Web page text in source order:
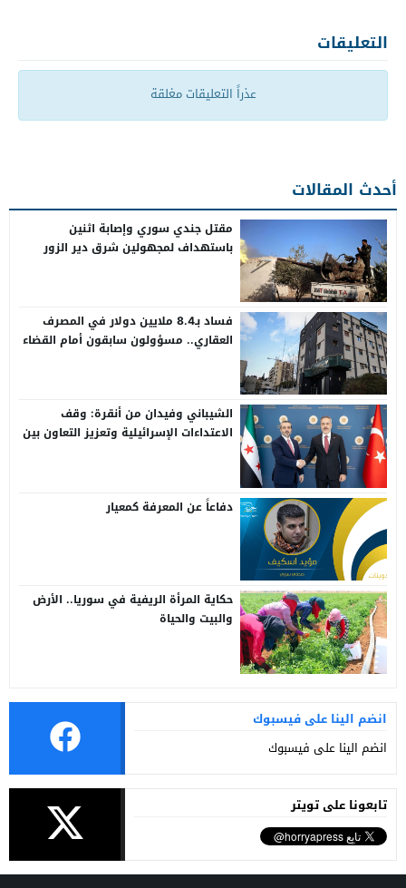
التعليقات
عذراً التعليقات مغلقة
أحدث المقالات
مقتل جندي سوري وإصابة اثنين
باستهداف لمجهولين شرق دير الزور
فساد بـ8.4 ملايين دولار في المصرف
العقاري.. مسؤولون سابقون أمام القضاء
الشيباني وفيدان من أنقرة: وقف
الاعتداءات الإسرائيلية وتعزيز التعاون بين
دفاعاً عن المعرفة كمعيار
حكاية المرأة الريفية في سوريا.. الأرض
والبيت والحياة
انضم الينا على فيسبوك
انضم الينا على فيسبوك
تابعونا على تويتر